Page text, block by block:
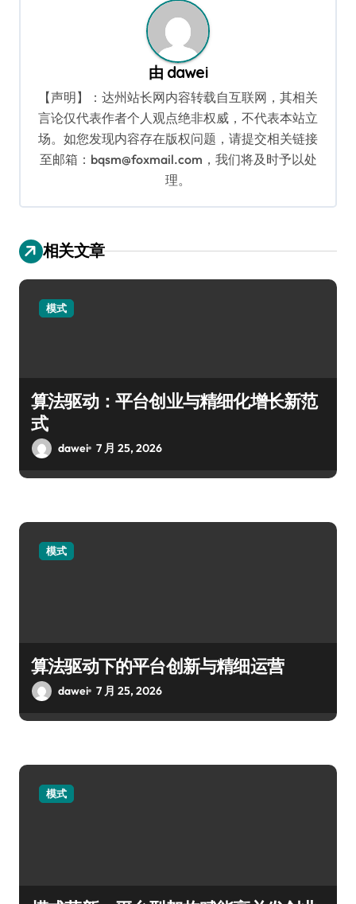
由 dawei
【声明】：达州站长网内容转载自互联网，其相关
言论仅代表作者个人观点绝非权威，不代表本站立
场。如您发现内容存在版权问题，请提交相关链接
至邮箱：bqsm@foxmail.com，我们将及时予以处
理。
相关文章
模式
算法驱动：平台创业与精细化增长新范
式
dawei 7 月 25, 2026
模式
算法驱动下的平台创新与精细运营
dawei 7 月 25, 2026
模式